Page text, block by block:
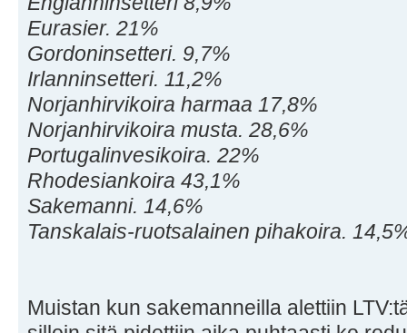
Eurasier. 21%
Gordoninsetteri. 9,7%
Irlanninsetteri. 11,2%
Norjanhirvikoira harmaa 17,8%
Norjanhirvikoira musta. 28,6%
Portugalinvesikoira. 22%
Rhodesiankoira 43,1%
Sakemanni. 14,6%
Tanskalais-ruotsalainen pihakoira.
Muistan kun sakemanneilla alettiin